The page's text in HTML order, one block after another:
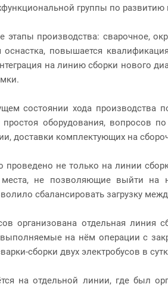
группы по развитию
этапы производства: сварочное,
оснастка, повышается
на линию сборки нового
состоянии хода производства
оборудования, вопросов по
доставки комплектующих на
проведено не только на линии
не позволяющие выйти на
сбалансировать загрузку
организована отдельная
на нём операции с
сборки двух электробусов в
на отдельной линии, где был